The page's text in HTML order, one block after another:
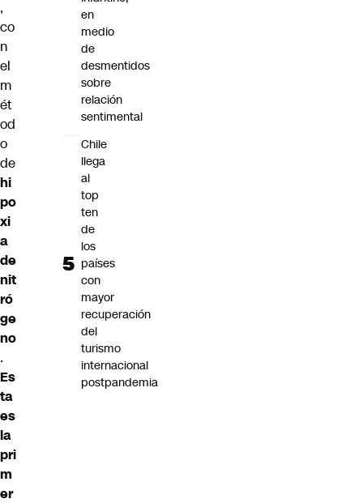
,
co
n
el
m
ét
od
o
de
hi
po
xi
a
de
nit
ró
ge
no
.
Es
ta
es
la
pri
m
er
en
medio
de
desmentidos
sobre
relación
sentimental
Chile
llega
al
top
ten
de
los
países
con
mayor
recuperación
del
turismo
internacional
postpandemia